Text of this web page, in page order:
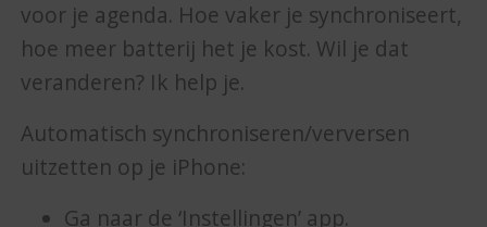
voor je agenda. Hoe vaker je synchroniseert,
hoe meer batterij het je kost. Wil je dat
veranderen? Ik help je.
Automatisch synchroniseren/verversen
uitzetten op je iPhone:
Ga naar de ‘Instellingen’ app.